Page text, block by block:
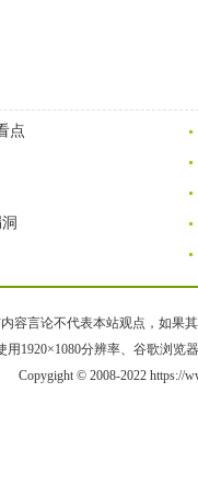
点
容言论不代表本站观点，如果
用1920×1080分辨率、谷歌浏览
Copygight © 2008-2022 https://